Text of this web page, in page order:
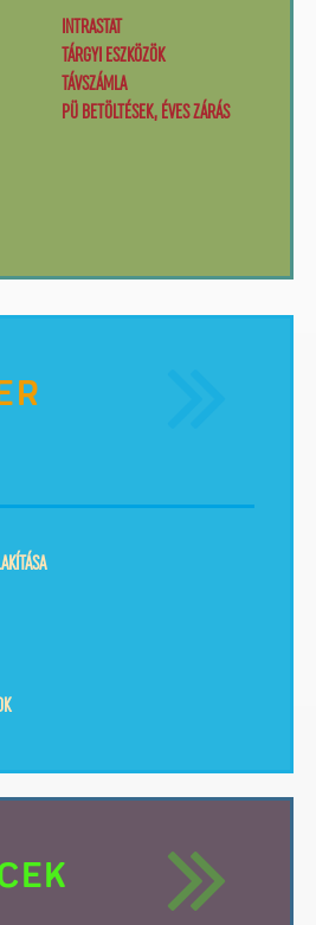
INTRASTAT
TÁRGYI ESZKÖZÖK
TÁVSZÁMLA
PÜ BETÖLTÉSEK, ÉVES ZÁRÁS